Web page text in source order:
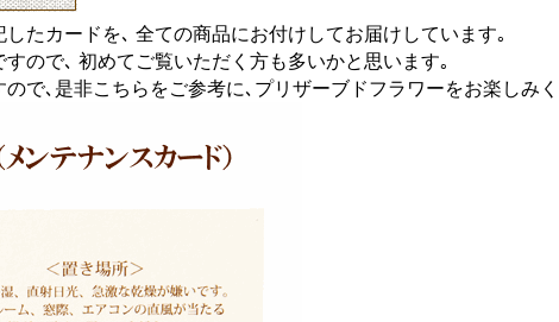
たカードを､ 全ての商品にお付けしてお届けしています｡
ので､ 初めてご覧いただく方も多いかと思います｡
で､是非こちらをご参考に､プリザーブドフラワーをお楽しみく